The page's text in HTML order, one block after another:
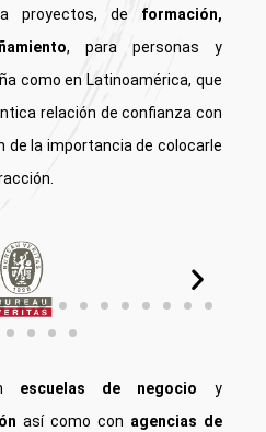
proyectos, de formación,
, para personas y
como en Latinoamérica, que
relación de confianza con
de la importancia de colocarle
escuelas de negocio y
así como con agencias de